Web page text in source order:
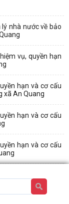
lý nhà nước về bảo
vụ, quyền hạn
hạn và cơ cấu
xã An Quang
hạn và cơ cấu
hạn và cơ cấu